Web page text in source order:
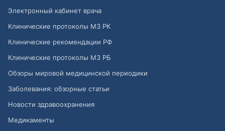
Электронный кабинет врача
Клинические протоколы МЗ РК
Клинические рекомендации РФ
Клинические протоколы МЗ РБ
Обзоры мировой медицинской периодики
Заболевания: обзорные статьи
Новости здравоохранения
Медикаменты